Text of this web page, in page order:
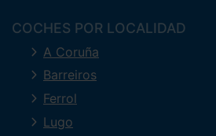
COCHES POR LOCALIDAD
A Coruña
Barreiros
Ferrol
Lugo